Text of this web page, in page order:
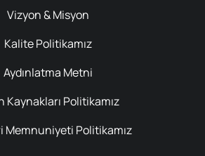
Vizyon & Misyon
Kalite Politikamız
Aydınlatma Metni
Kaynakları Politikamız
Memnuniyeti Politikamız